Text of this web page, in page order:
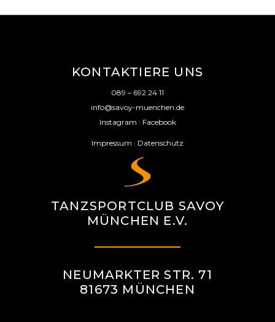
KONTAKTIERE UNS
089 – 692 24 11
info@savoy-muenchen.de
Instagram | Facebook
Impressum | Datenschutz
TANZSPORTCLUB SAVOY
MÜNCHEN E.V.
NEUMARKTER STR. 71
81673 MÜNCHEN